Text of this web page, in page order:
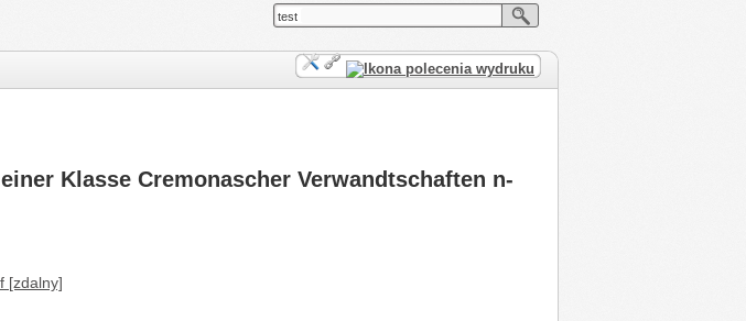
test
Klasse Cremonascher Verwandtschaften n-